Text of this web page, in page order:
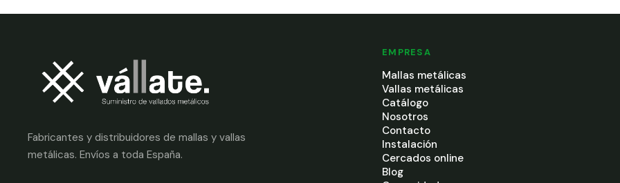
Fabricantes y distribuidores de mallas y vallas
metálicas. Envíos a toda España.
EMPRESA
Mallas metálicas
Vallas metálicas
Catálogo
Nosotros
Contacto
Instalación
Cercados online
Blog